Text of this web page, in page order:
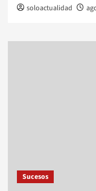
soloactualidad
Sucesos